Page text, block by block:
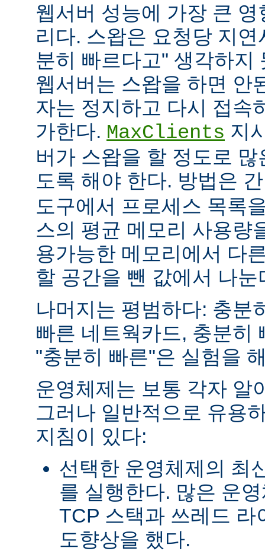
웹서버 성능에 가장 큰
리다. 스왑은 요청당 지
분히 빠르다고" 생각하지
웹서버는 스왑을 하면 안
자는 정지하고 다시 접속
가한다. MaxClients 지
버가 스왑을 할 정도로
도록 해야 한다. 방법은
도구에서 프로세스 목록
스의 평균 메모리 사용량
용가능한 메모리에서 다
할 공간을 뺀 값에서 나눈
나머지는 평범하다: 충분
빠른 네트웍카드, 충분히
"충분히 빠른"은 실험을
운영체제는 보통 각자 알
그러나 일반적으로 유용
지침이 있다:
선택한 운영체제의 최
를 실행한다. 많은 운
TCP 스택과 쓰레드 라
도향상을 했다.